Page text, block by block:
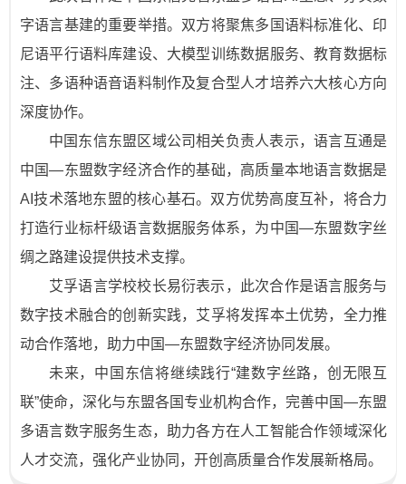
字语言基建的重要举措。双方将聚焦多国语料标准化、印
尼语平行语料库建设、大模型训练数据服务、教育数据标
注、多语种语音语料制作及复合型人才培养六大核心方向
深度协作。
中国东信东盟区域公司相关负责人表示，语言互通是
中国—东盟数字经济合作的基础，高质量本地语言数据是
AI技术落地东盟的核心基石。双方优势高度互补，将合力
打造行业标杆级语言数据服务体系，为中国—东盟数字丝
绸之路建设提供技术支撑。
艾孚语言学校校长易衍表示，此次合作是语言服务与
数字技术融合的创新实践，艾孚将发挥本土优势，全力推
动合作落地，助力中国—东盟数字经济协同发展。
未来，中国东信将继续践行“建数字丝路，创无限互
联”使命，深化与东盟各国专业机构合作，完善中国—东盟
多语言数字服务生态，助力各方在人工智能合作领域深化
人才交流，强化产业协同，开创高质量合作发展新格局。